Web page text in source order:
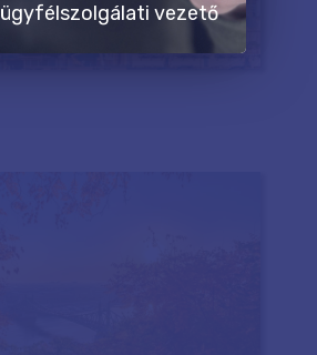
ügyfélszolgálati vezető